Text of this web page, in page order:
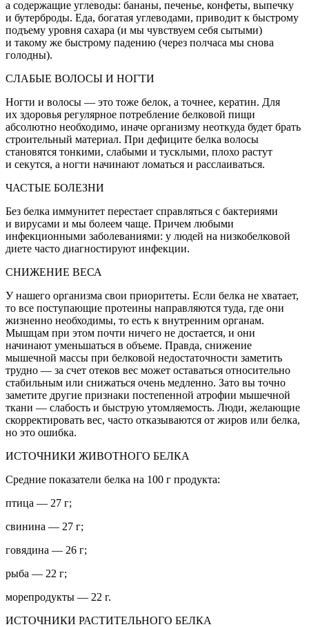
а содержащие углеводы: бананы, печенье, конфеты, выпечку
и бутерброды. Еда, богатая углеводами, приводит к быстрому
подъему уровня сахара (и мы чувствуем себя сытыми)
и такому же быстрому падению (через полчаса мы снова
голодны).
СЛАБЫЕ ВОЛОСЫ И НОГТИ
Ногти и волосы — это тоже белок, а точнее, кератин. Для
их здоровья регулярное потребление белковой пищи
абсолютно необходимо, иначе организму неоткуда будет брать
строительный материал. При дефиците белка волосы
становятся тонкими, слабыми и тусклыми, плохо растут
и секутся, а ногти начинают ломаться и расслаиваться.
ЧАСТЫЕ БОЛЕЗНИ
Без белка иммунитет перестает справляться с бактериями
и вирусами и мы болеем чаще. Причем любыми
инфекционными заболеваниями: у людей на низкобелковой
диете часто диагностируют инфекции.
СНИЖЕНИЕ ВЕСА
У нашего организма свои приоритеты. Если белка не хватает,
то все поступающие протеины направляются туда, где они
жизненно необходимы, то есть к внутренним органам.
Мышцам при этом почти ничего не достается, и они
начинают уменьшаться в объеме. Правда, снижение
мышечной массы при белковой недостаточности заметить
трудно — за счет отеков вес может оставаться относительно
стабильным или снижаться очень медленно. Зато вы точно
заметите другие признаки постепенной атрофии мышечной
ткани — слабость и быструю утомляемость. Люди, желающие
скорректировать вес, часто отказываются от жиров или белка,
но это ошибка.
ИСТОЧНИКИ ЖИВОТНОГО БЕЛКА
Средние показатели белка на 100 г продукта:
птица — 27 г;
свинина — 27 г;
говядина — 26 г;
рыба — 22 г;
морепродукты — 22 г.
ИСТОЧНИКИ РАСТИТЕЛЬНОГО БЕЛКА